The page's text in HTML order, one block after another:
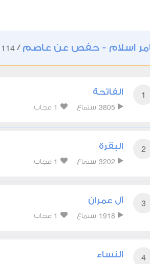
اسلام - حفص عن عاصم /
114
1 الفاتحة
3805 استماع 1 اعجاب
2 البقرة
3202 استماع 1 اعجاب
3 آل عمران
1918 استماع 1 اعجاب
4 النساء